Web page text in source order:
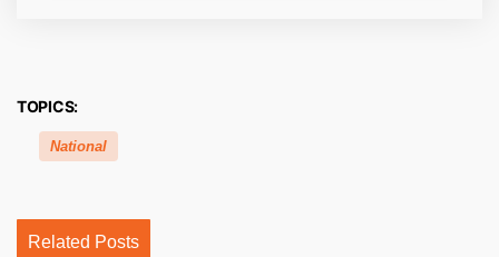
TOPICS:
National
Related Posts